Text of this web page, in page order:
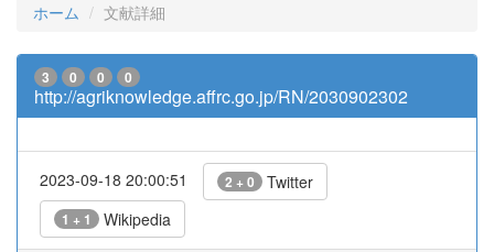
ホーム 文献詳細
3 0 0 0
http://agriknowledge.affrc.go.jp/RN/2030902302
2023-09-18 20:00:51 2 + 0 Twitter
1 + 1 Wikipedia